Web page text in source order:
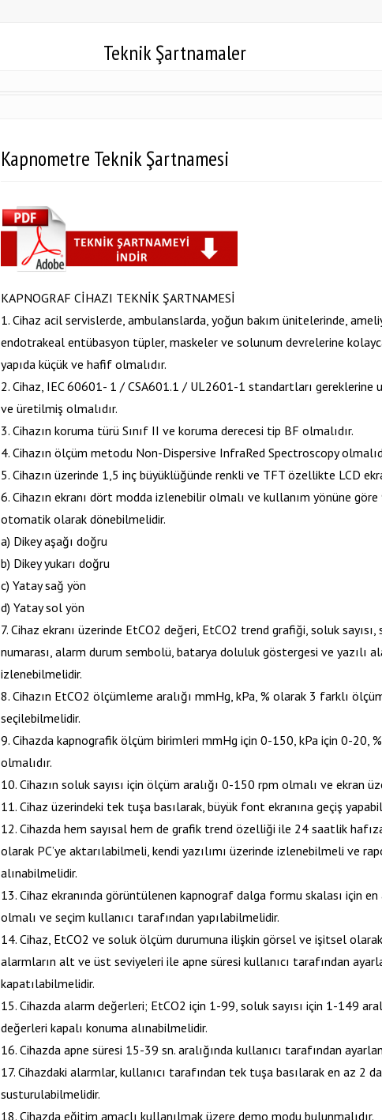
Teknik Şartnamaler
Kapnometre Teknik Şartnamesi
KAPNOGRAF CİHAZI TEKNİK ŞARTNAMESİ
1. Cihaz acil servislerde, ambulanslarda, yoğun bakım ünitelerinde,
endotrakeal entübasyon tüpler, maskeler ve solunum devrelerine
yapıda küçük ve hafif olmalıdır.
2. Cihaz, IEC 60601- 1 / CSA601.1 / UL2601-1 standartları gereklerine
ve üretilmiş olmalıdır.
3. Cihazın koruma türü Sınıf II ve koruma derecesi tip BF olmalıdır.
4. Cihazın ölçüm metodu Non-Dispersive InfraRed Spectroscopy
5. Cihazın üzerinde 1,5 inç büyüklüğünde renkli ve TFT özellikte LCD
6. Cihazın ekranı dört modda izlenebilir olmalı ve kullanım yönüne göre
otomatik olarak dönebilmelidir.
a) Dikey aşağı doğru
b) Dikey yukarı doğru
c) Yatay sağ yön
d) Yatay sol yön
7. Cihaz ekranı üzerinde EtCO2 değeri, EtCO2 trend grafiği, soluk
numarası, alarm durum sembolü, batarya doluluk göstergesi ve yazılı
izlenebilmelidir.
8. Cihazın EtCO2 ölçümleme aralığı mmHg, kPa, % olarak 3 farklı
seçilebilmelidir.
9. Cihazda kapnografik ölçüm birimleri mmHg için 0-150, kPa için 0-20,
olmalıdır.
10. Cihazın soluk sayısı için ölçüm aralığı 0-150 rpm olmalı ve ekran
11. Cihaz üzerindeki tek tuşa basılarak, büyük font ekranına geçiş
12. Cihazda hem sayısal hem de grafik trend özelliği ile 24 saatlik
olarak PC’ye aktarılabilmeli, kendi yazılımı üzerinde izlenebilmeli ve
alınabilmelidir.
13. Cihaz ekranında görüntülenen kapnograf dalga formu skalası için en
olmalı ve seçim kullanıcı tarafından yapılabilmelidir.
14. Cihaz, EtCO2 ve soluk ölçüm durumuna ilişkin görsel ve işitsel
alarmların alt ve üst seviyeleri ile apne süresi kullanıcı tarafından
kapatılabilmelidir.
15. Cihazda alarm değerleri; EtCO2 için 1-99, soluk sayısı için 1-149
değerleri kapalı konuma alınabilmelidir.
16. Cihazda apne süresi 15-39 sn. aralığında kullanıcı tarafından
17. Cihazdaki alarmlar, kullanıcı tarafından tek tuşa basılarak en az 2
susturulabilmelidir.
18. Cihazda eğitim amaçlı kullanılmak üzere demo modu bulunmalıdır.